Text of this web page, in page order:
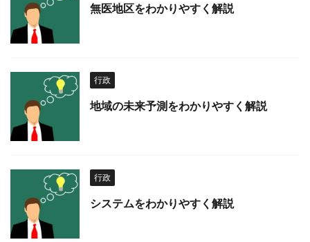
無医地区をわかりやすく解説
行政
地域の未来予測をわかりやすく解説
行政
システムをわかりやすく解説